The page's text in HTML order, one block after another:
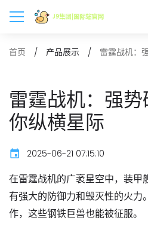
首页 产品展示 雷霆战机：
雷霆战机：强
你纵横星际
2025-06-21 07:15:10
在雷霆战机的广袤星空中，装甲
有强大的防御力和毁灭性的火力
作，这些钢铁巨兽也能被征服。